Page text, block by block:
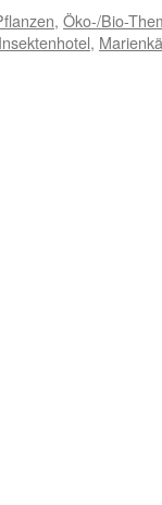
, Öko-/Bio-
Insektenhotel,